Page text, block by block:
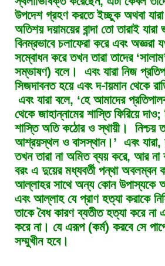
উপদেশ গ্রহণ করতে ইচ্ছুক অথবা
অতিশয় দয়াময়ের বান্দা তো তারাই যারা
বিনম্রভাবে চলাফেরা করে এবং অজ্ঞরা
সম্বোধন করে তখন তারা তাদের
সম্ভাষণ) বলে। এবং যারা নিজ
সিজদাবনত হয়ে এবং দ-ায়মান থেকে
এবং যারা বলে, ‘হে আমাদের
থেকে জাহান্নামের শাস্তি ফিরিয়ে দাও;
শাস্তি অতি কঠোর ও স্থায়ী। নিশ্চয়
আশ্রয়স্থল ও বাসস্থান।’ এবং যারা,
তখন তারা না অমিত ব্যয় করে, আর না
বরং এ দুয়ের মধ্যবর্তী পন্থা অবলম্বন
আল্লাহর সাথে অন্য কোন উপাস্যকে
এবং আল্লাহ যে প্রাণ হত্যা করাকে
তাকে বৈধ কারণ ব্যতীত হত্যা করে না
করে না। যে এরূপ (কর্ম) করবে সে
সম্মুখীন হবে।